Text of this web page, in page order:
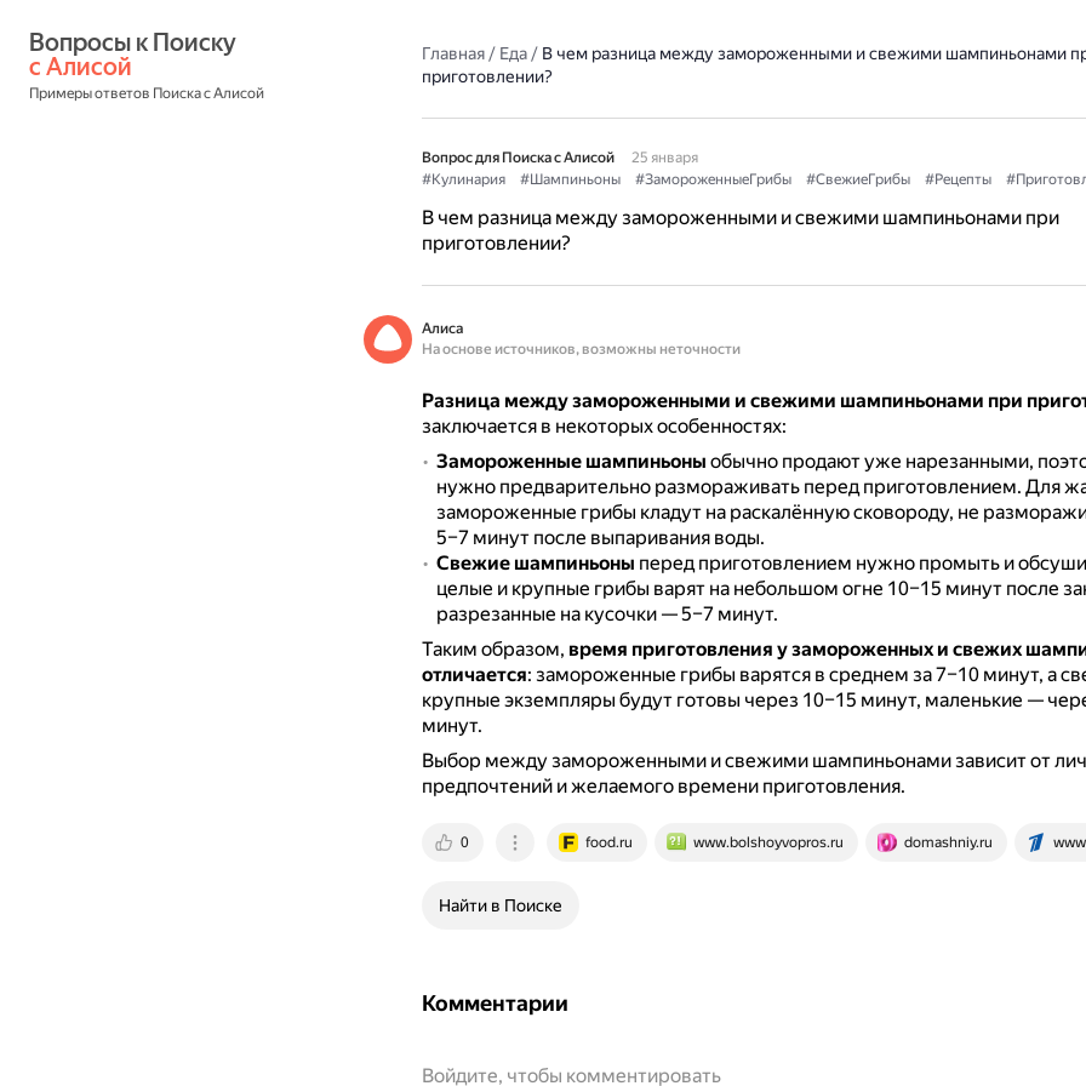
с Алисой
Примеры ответов Поиска с Алисой
Главная/ Еда/ В чем разница между замороженными и свежими шампиньонами
приготовлении?
Вопрос для Поиска с Алисой
25 января
#Кулинария
#Шампиньоны #ЗамороженныеГрибы #СвежиеГрибы #Рецепты
В чем разница между замороженными и свежими шампиньонами при
приготовлении?
Алиса
На основе источников, возможны неточности
Разница между замороженными и свежими шампиньонами при
заключается в некоторых особенностях:
Замороженные шампиньоны обычно продают уже нарезанными,
нужно предварительно размораживать перед приготовлением. Для
замороженные грибы кладут на раскалённую сковороду, не
5–7 минут после выпаривания воды.
Свежие шампиньоны перед приготовлением нужно промыть и
целые и крупные грибы варят на небольшом огне 10–15 минут после
разрезанные на кусочки — 5–7 минут.
Таким образом, время приготовления у замороженных и свежих
отличается: замороженные грибы варятся в среднем за 7–10 минут, а
крупные экземпляры будут готовы через 10–15 минут, маленькие —
минут.
Выбор между замороженными и свежими шампиньонами зависит от
предпочтений и желаемого времени приготовления.
0 food.ru www.bolshoyvopros.ru domashniy.ru
Найти в Поиске
Комментарии
Войдите, чтобы комментировать